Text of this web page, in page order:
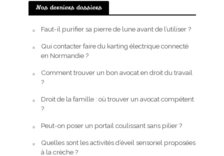
Nos derniers dossiers
Faut-il purifier sa pierre de lune avant de l’utiliser ?
Qui contacter faire du karting électrique connecté
en Normandie ?
Comment trouver un bon avocat en droit du travail
?
Droit de la famille : où trouver un avocat compétent
?
Peut-on poser un portail coulissant sans pilier ?
Quelles sont les activités d’éveil sensoriel proposées
à la crèche ?